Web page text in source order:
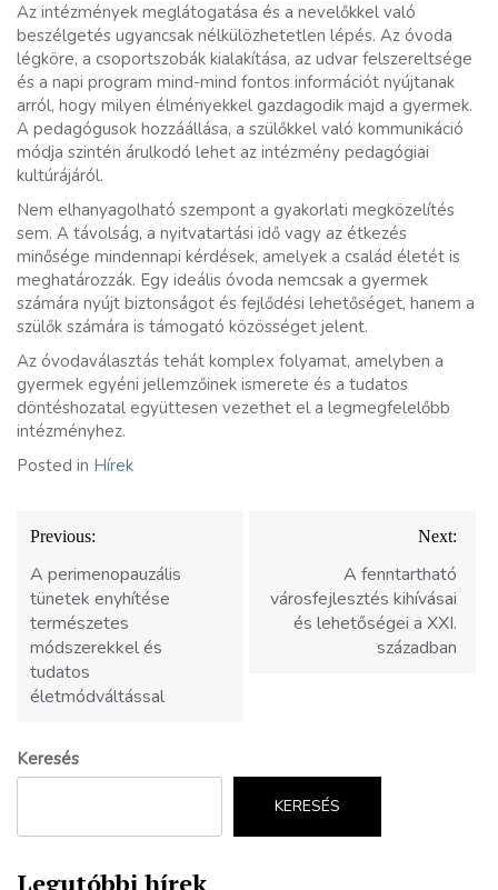
Az intézmények meglátogatása és a nevelőkkel való
beszélgetés ugyancsak nélkülözhetetlen lépés. Az óvoda
légköre, a csoportszobák kialakítása, az udvar felszereltsége
és a napi program mind-mind fontos információt nyújtanak
arról, hogy milyen élményekkel gazdagodik majd a gyermek.
A pedagógusok hozzáállása, a szülőkkel való kommunikáció
módja szintén árulkodó lehet az intézmény pedagógiai
kultúrájáról.
Nem elhanyagolható szempont a gyakorlati megközelítés
sem. A távolság, a nyitvatartási idő vagy az étkezés
minősége mindennapi kérdések, amelyek a család életét is
meghatározzák. Egy ideális óvoda nemcsak a gyermek
számára nyújt biztonságot és fejlődési lehetőséget, hanem a
szülők számára is támogató közösséget jelent.
Az óvodaválasztás tehát komplex folyamat, amelyben a
gyermek egyéni jellemzőinek ismerete és a tudatos
döntéshozatal együttesen vezethet el a legmegfelelőbb
intézményhez.
Posted in Hírek
Bejegyzés
navigáció
Previous:
A perimenopauzális
tünetek enyhítése
természetes
módszerekkel és
tudatos
életmódváltással
Next:
A fenntartható
városfejlesztés kihívásai
és lehetőségei a XXI.
században
Keresés
KERESÉS
Legutóbbi hírek